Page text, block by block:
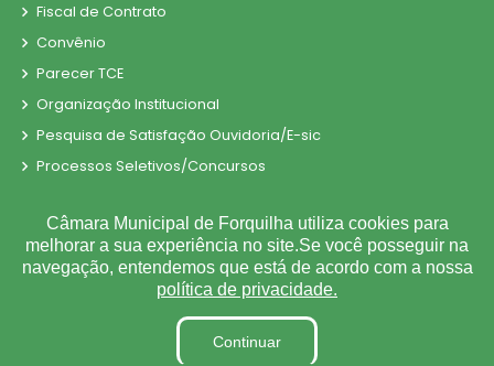
Fiscal de Contrato
Convênio
Parecer TCE
Organização Institucional
Pesquisa de Satisfação Ouvidoria/E-sic
Processos Seletivos/Concursos
Tabela de Diárias
Terceirizados
Relatório de Gestão Municipal
Câmara Municipal de Forquilha utiliza cookies para
melhorar a sua experiência no site.Se você posseguir na
navegação, entendemos que está de acordo com a nossa
política de privacidade.
Continuar